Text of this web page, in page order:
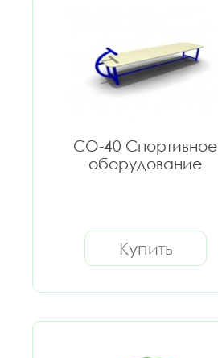
СО-40 Спортивное
оборудование
Купить